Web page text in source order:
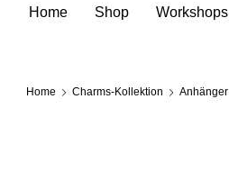
Home Shop Workshops
Home Charms-Kollektion Anhänger